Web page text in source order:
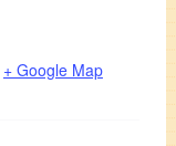
+ Google Map